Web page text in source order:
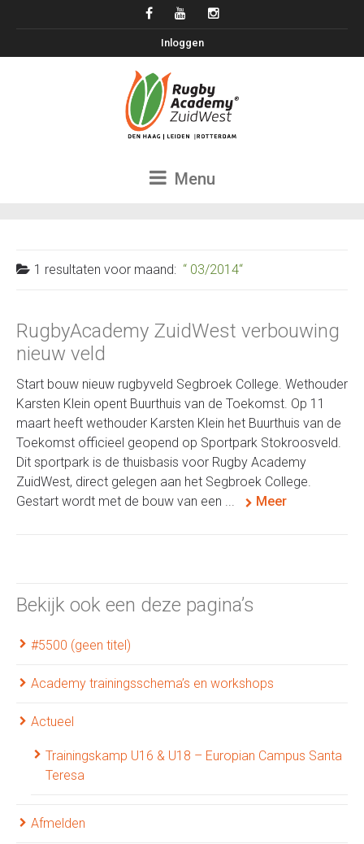
Inloggen
Menu
1 resultaten voor maand: 03/2014
RugbyAcademy ZuidWest verbouwing
nieuw veld
Start bouw nieuw rugbyveld Segbroek College. Wethouder
Karsten Klein opent Buurthuis van de Toekomst. Op 11
maart heeft wethouder Karsten Klein het Buurthuis van de
Toekomst officieel geopend op Sportpark Stokroosveld.
Dit sportpark is de thuisbasis voor Rugby Academy
ZuidWest, direct gelegen aan het Segbroek College.
Gestart wordt met de bouw van een ...
Meer
Bekijk ook een deze pagina’s
#5500 (geen titel)
Academy trainingsschema’s en workshops
Actueel
Trainingskamp U16 & U18 – Europian Campus Santa
Teresa
Afmelden